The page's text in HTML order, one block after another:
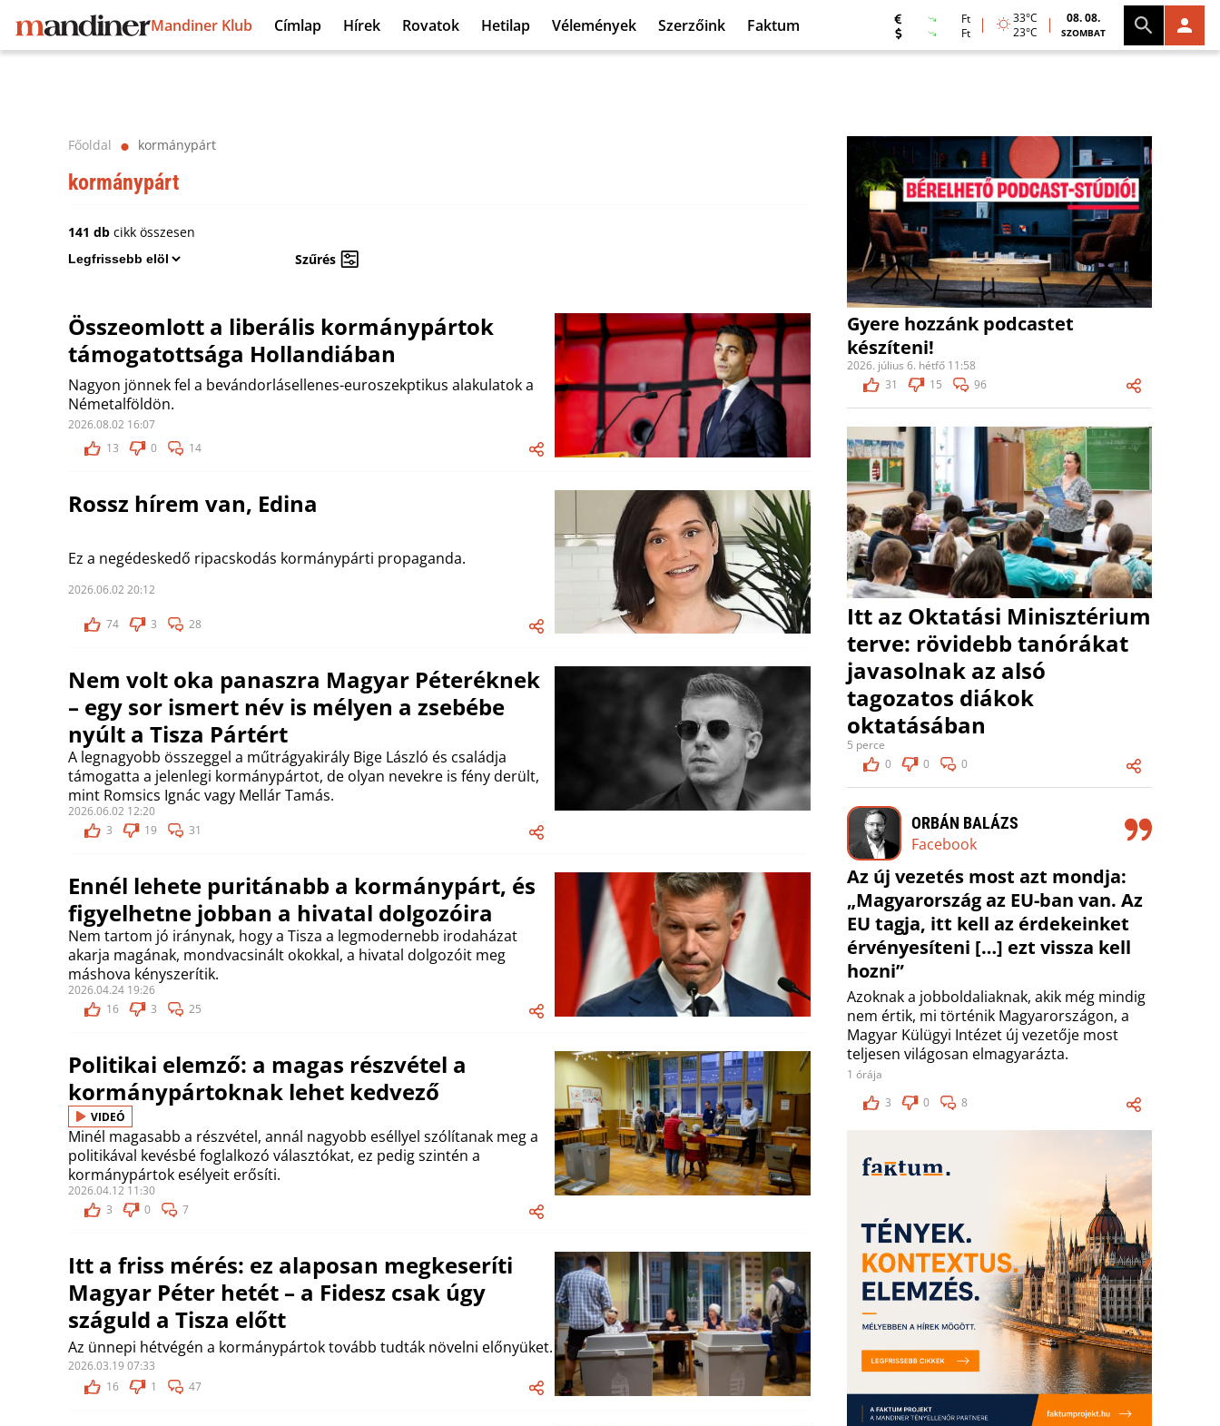
Mandiner Klub Címlap Hírek Rovatok Hetilap Vélemények Szerzőink Faktum
Ft
Ft
33°C
23°C
08. 08.
SZOMBAT
Főoldal ⬤ kormánypárt
kormánypárt
141 db cikk összesen
Szűrés
Összeomlott a liberális kormánypártok
támogatottsága Hollandiában
Nagyon jönnek fel a bevándorlásellenes-euroszekptikus alakulatok a
Németalföldön.
2026.08.02 16:07
13
0 14
Rossz hírem van, Edina
Ez a negédeskedő ripacskodás kormánypárti propaganda.
2026.06.02 20:12
74 3 28
Nem volt oka panaszra Magyar Péteréknek
– egy sor ismert név is mélyen a zsebébe
nyúlt a Tisza Pártért
A legnagyobb összeggel a műtrágyakirály Bige László és családja
támogatta a jelenlegi kormánypártot, de olyan nevekre is fény derült,
mint Romsics Ignác vagy Mellár Tamás.
2026.06.02 12:20
3
19 31
Ennél lehete puritánabb a kormánypárt, és
figyelhetne jobban a hivatal dolgozóira
Nem tartom jó iránynak, hogy a Tisza a legmodernebb irodaházat
akarja magának, mondvacsinált okokkal, a hivatal dolgozóit meg
máshova kényszerítik.
2026.04.24 19:26
16
3 25
Politikai elemző: a magas részvétel a
kormánypártoknak lehet kedvező
VIDEÓ
Minél magasabb a részvétel, annál nagyobb eséllyel szólítanak meg a
politikával kevésbé foglalkozó választókat, ez pedig szintén a
kormánypártok esélyeit erősíti.
2026.04.12 11:30
3
0 7
Itt a friss mérés: ez alaposan megkeseríti
Magyar Péter hetét – a Fidesz csak úgy
száguld a Tisza előtt
Az ünnepi hétvégén a kormánypártok tovább tudták növelni előnyüket.
2026.03.19 07:33
16
1 47
Gyere hozzánk podcastet
készíteni!
2026. július 6. hétfő 11:58
31
15 96
Itt az Oktatási Minisztérium
terve: rövidebb tanórákat
javasolnak az alsó
tagozatos diákok
oktatásában
5 perce
0
0 0
ORBÁN BALÁZS
Facebook
Az új vezetés most azt mondja:
„Magyarország az EU-ban van. Az
EU tagja, itt kell az érdekeinket
érvényesíteni […] ezt vissza kell
hozni”
Azoknak a jobboldaliaknak, akik még mindig
nem értik, mi történik Magyarországon, a
Magyar Külügyi Intézet új vezetője most
teljesen világosan elmagyarázta.
1 órája
3
0 8